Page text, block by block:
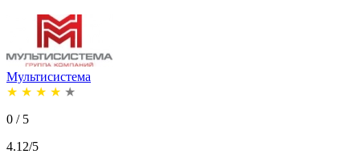
Мультисистема
★ ★ ★ ★ ★
0 / 5
4.12/5